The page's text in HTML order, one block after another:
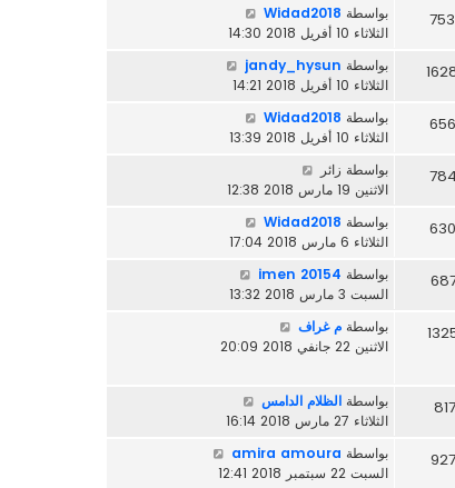
بواسطة Widad2018
الثلاثاء 10 أفريل 2018 14:30
بواسطة jandy_hysun
الثلاثاء 10 أفريل 2018 14:21
بواسطة Widad2018
الثلاثاء 10 أفريل 2018 13:39
بواسطة زائر
الاثنين 19 مارس 2018 12:38
بواسطة Widad2018
الثلاثاء 6 مارس 2018 17:04
بواسطة imen 20154
السبت 3 مارس 2018 13:32
بواسطة م غراف
الاثنين 22 جانفي 2018 20:09
بواسطة الظلام الدامس
الثلاثاء 27 مارس 2018 16:14
بواسطة amira amoura
السبت 22 سبتمبر 2018 12:41